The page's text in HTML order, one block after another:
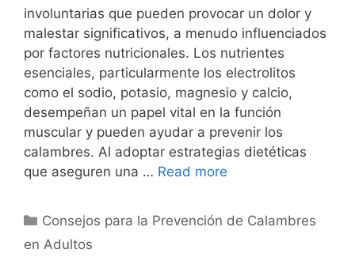
involuntarias que pueden provocar un dolor y
malestar significativos, a menudo influenciados
por factores nutricionales. Los nutrientes
esenciales, particularmente los electrolitos
como el sodio, potasio, magnesio y calcio,
desempeñan un papel vital en la función
muscular y pueden ayudar a prevenir los
calambres. Al adoptar estrategias dietéticas
que aseguren una … Read more
Categories
Consejos para la Prevención de Calambres
en Adultos